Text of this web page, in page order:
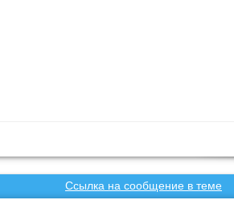
Ссылка на сообщение в теме